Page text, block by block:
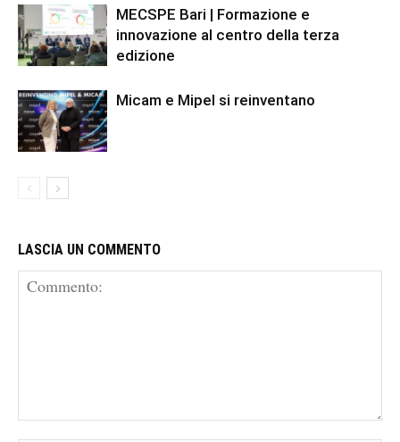
MECSPE Bari | Formazione e
innovazione al centro della terza
edizione
Micam e Mipel si reinventano
LASCIA UN COMMENTO